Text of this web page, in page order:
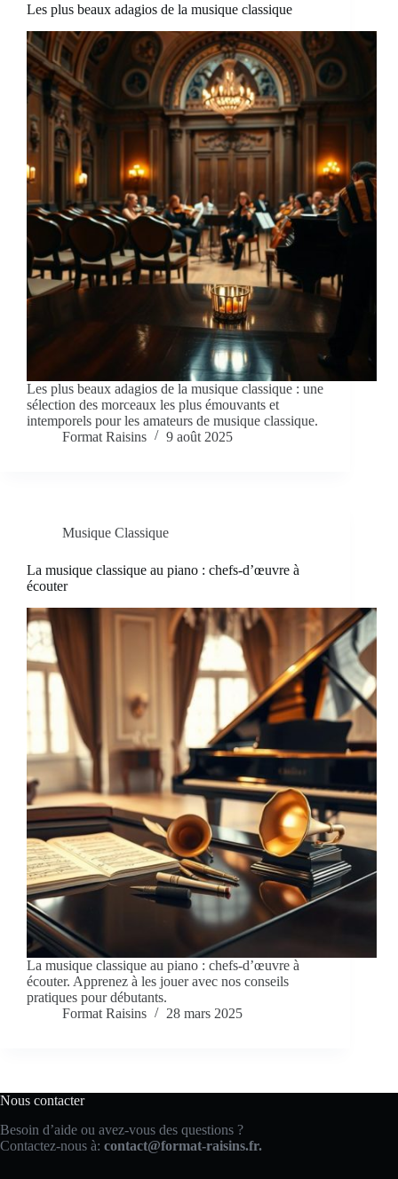
Les plus beaux adagios de la musique classique
Les plus beaux adagios de la musique classique : une
sélection des morceaux les plus émouvants et
intemporels pour les amateurs de musique classique.
Format Raisins
9 août 2025
Musique Classique
La musique classique au piano : chefs-d’œuvre à
écouter
La musique classique au piano : chefs-d’œuvre à
écouter. Apprenez à les jouer avec nos conseils
pratiques pour débutants.
Format Raisins
28 mars 2025
Nous contacter
Besoin d’aide ou avez-vous des questions ?
Contactez-nous à: contact@format-raisins.fr.